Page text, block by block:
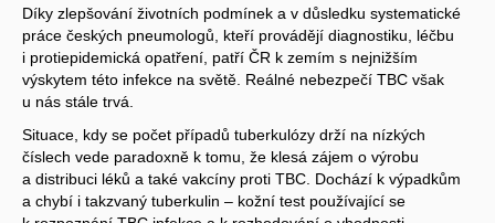
Díky zlepšování životních podmínek a v důsledku systematické
práce českých pneumologů, kteří provádějí diagnostiku, léčbu
i protiepidemická opatření, patří ČR k zemím s nejnižším
výskytem této infekce na světě. Reálné nebezpečí TBC však
u nás stále trvá.
Situace, kdy se počet případů tuberkulózy drží na nízkých
číslech vede paradoxně k tomu, že klesá zájem o výrobu
a distribuci léků a také vakcíny proti TBC. Dochází k výpadkům
a chybí i takzvaný tuberkulin – kožní test používající se